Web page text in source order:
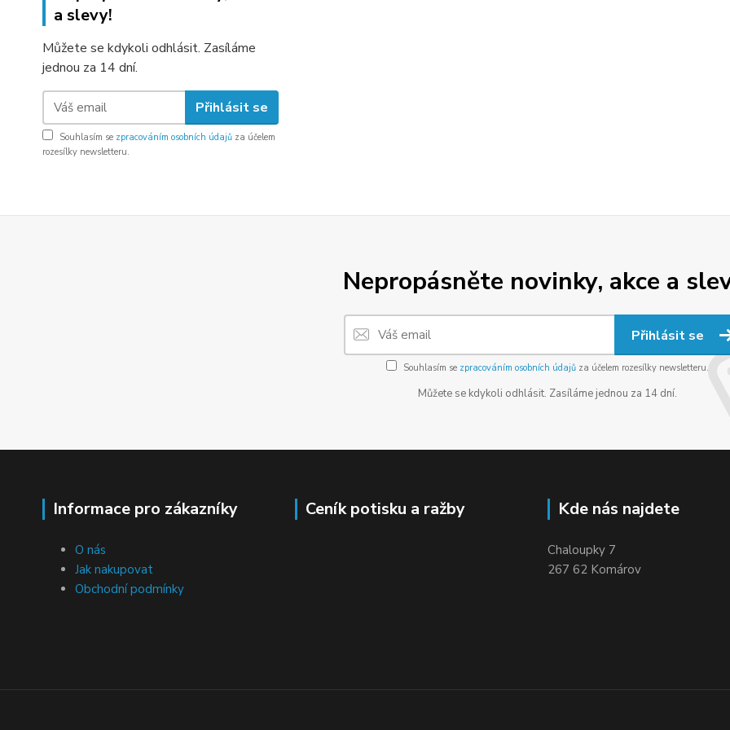
a slevy!
Můžete se kdykoli odhlásit. Zasíláme
jednou za 14 dní.
Přihlásit se
Souhlasím se zpracováním osobních údajů za účelem
rozesílky newsletteru.
Nepropásněte novinky, akce a
Přihlásit se
Souhlasím se zpracováním osobních údajů za účelem rozesílky newsletteru.
Můžete se kdykoli odhlásit. Zasíláme jednou za 14 dní.
Informace pro zákazníky
O nás
Jak nakupovat
Obchodní podmínky
Ceník potisku a ražby Kde nás najdete
Chaloupky 7
267 62 Komárov